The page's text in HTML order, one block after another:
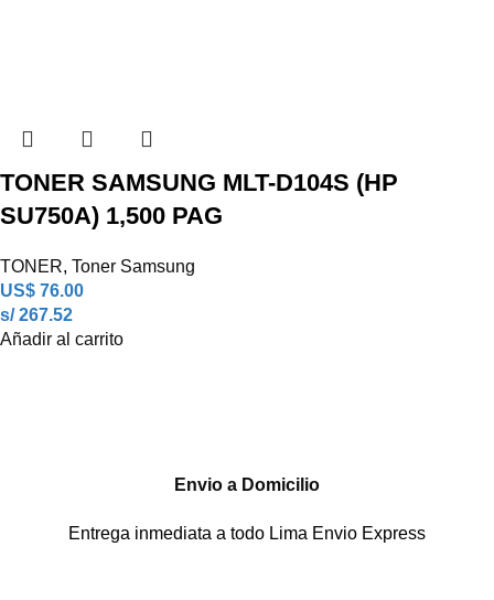
TONER SAMSUNG MLT-D104S (HP
SU750A) 1,500 PAG
TONER, Toner Samsung
US$ 76.00
s/ 267.52
Añadir al carrito
Envio a Domicilio
Entrega inmediata a todo Lima Envio Express